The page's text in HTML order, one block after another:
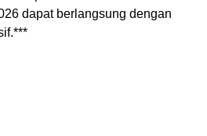
dapat berlangsung dengan